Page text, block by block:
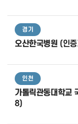
경기
오산한국병원 (인
인천
가톨릭관동대학교
8)